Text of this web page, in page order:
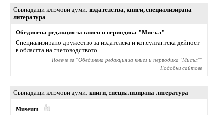
Съвпадащи ключови думи издателства, книги, специализирана
литература
Обединена редакция за книги и периодика "Мисъл"
Специализирано дружество за издателска и консултантска дейност
в областта на счетоводството.
Повече за "Обединена редакция за книги и периодика "Мисъл""
Подобни сайтове
Съвпадащи ключови думи книги, специализирана литература
Museum